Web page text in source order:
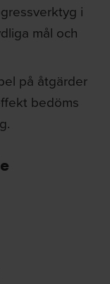
i
mål och
på åtgärder
bedöms